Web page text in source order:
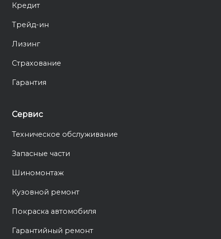
Кредит
Трейд-ин
Лизинг
Страхование
Гарантия
Сервис
Техническое обслуживание
Запасные части
Шиномонтаж
Кузовной ремонт
Покраска автомобиля
Гарантийный ремонт